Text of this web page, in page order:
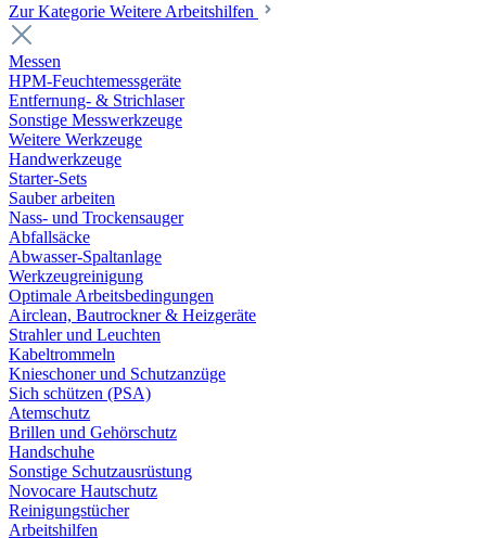
Zur Kategorie Weitere Arbeitshilfen
Messen
HPM-Feuchtemessgeräte
Entfernung- & Strichlaser
Sonstige Messwerkzeuge
Weitere Werkzeuge
Handwerkzeuge
Starter-Sets
Sauber arbeiten
Nass- und Trockensauger
Abfallsäcke
Abwasser-Spaltanlage
Werkzeugreinigung
Optimale Arbeitsbedingungen
Airclean, Bautrockner & Heizgeräte
Strahler und Leuchten
Kabeltrommeln
Knieschoner und Schutzanzüge
Sich schützen (PSA)
Atemschutz
Brillen und Gehörschutz
Handschuhe
Sonstige Schutzausrüstung
Novocare Hautschutz
Reinigungstücher
Arbeitshilfen